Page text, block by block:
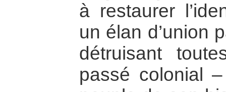
à restaurer
un élan d’union
détruisant
passé colonial